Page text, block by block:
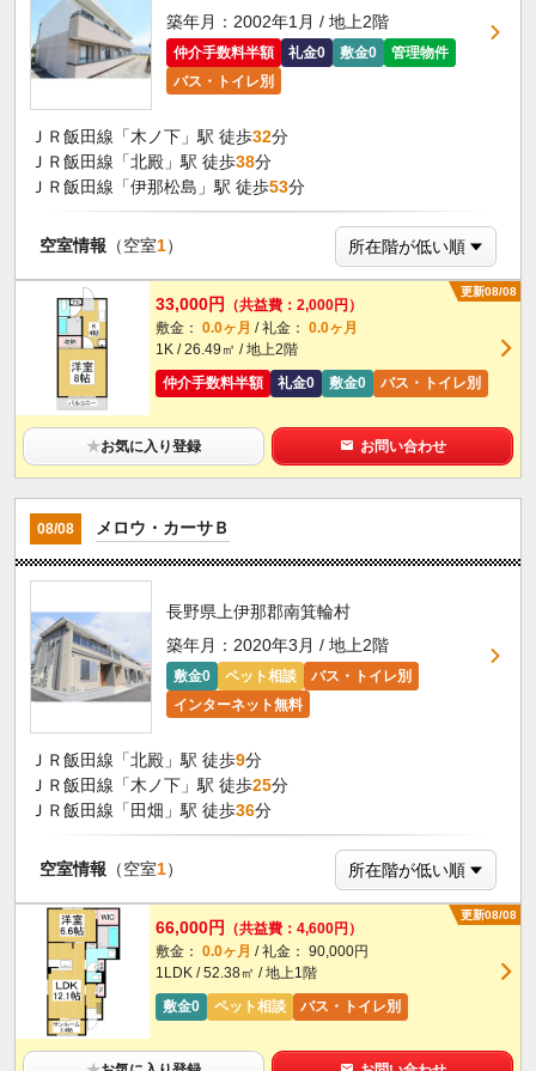
築年月：2002年1月 / 地上2階
仲介手数料半額 礼金0 敷金0
管理物件
バス・トイレ別
ＪＲ飯田線「木ノ下」駅 徒歩32分
ＪＲ飯田線「北殿」駅 徒歩38分
ＪＲ飯田線「伊那松島」駅 徒歩53分
空室情報 （空室1）
更新08/08
33,000円
（共益費：2,000円）
敷金： 0.0ヶ月 / 礼金： 0.0ヶ月
1K / 26.49㎡ / 地上2階
仲介手数料半額
礼金0 敷金0 バス・トイレ別
★お気に入り登録 お問い合わせ
08/08 メロウ・カーサＢ
長野県上伊那郡南箕輪村
築年月：2020年3月 / 地上2階
敷金0 ペット相談
バス・トイレ別
インターネット無料
ＪＲ飯田線「北殿」駅 徒歩9分
ＪＲ飯田線「木ノ下」駅 徒歩25分
ＪＲ飯田線「田畑」駅 徒歩36分
空室情報 （空室1）
更新08/08
66,000円
（共益費：4,600円）
敷金： 0.0ヶ月 / 礼金： 90,000円
1LDK / 52.38㎡ / 地上1階
敷金0
ペット相談 バス・トイレ別